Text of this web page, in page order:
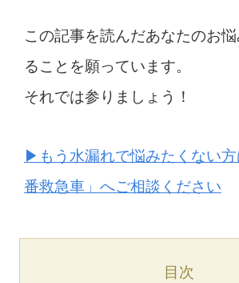
この記事を読んだあなたのお
ることを願っています。
それでは参りましょう！
▶︎もう水漏れで悩みたくない
番救急車」へご相談ください
目次